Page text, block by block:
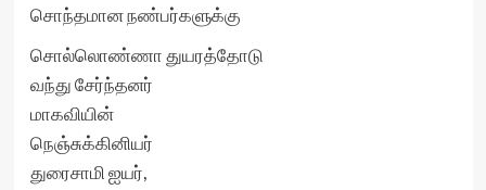
சொந்தமான நண்பர்களுக்கு
சொல்லொண்ணா துயரத்தோடு
வந்து சேர்ந்தனர்
மாகவியின்
நெஞ்சுக்கினியர்
துரைசாமி ஐயர்,